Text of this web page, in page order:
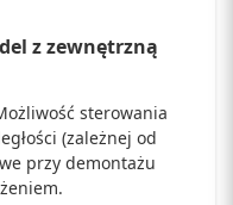
z zewnętrzną
sterowania
(zależnej od
przy demontażu